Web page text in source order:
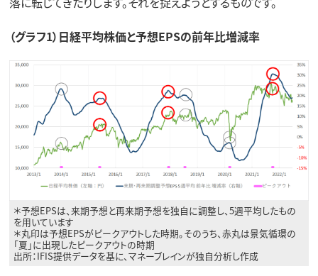
（グラフ1）日経平均株価と予想EPSの前年比増減率
＊予想EPSは、来期予想と再来期予想を独自に調整し、5週平均したもの
を用いています
＊丸印は予想EPSがピークアウトした時期。そのうち、赤丸は景気循環の
「夏」に出現したピークアウトの時期
出所：IFIS提供データを基に、マネーブレインが独自分析し作成